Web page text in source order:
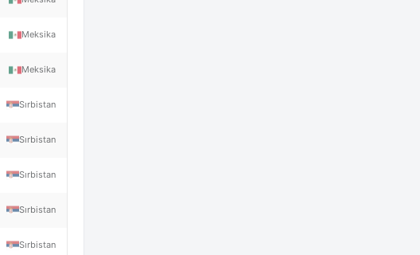
Meksika
Meksika
Sırbistan
Sırbistan
Sırbistan
Sırbistan
Sırbistan